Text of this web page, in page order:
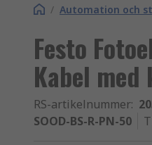
/ Automation och
Festo
Kabel med
RS-artikelnummer:
SOOD-BS-R-PN-50